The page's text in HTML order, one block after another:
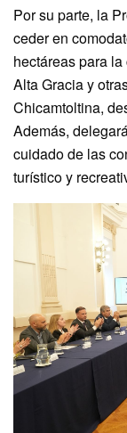
Por su parte, la
ceder en
hectáreas para
Alta Gracia y
Chicamtoltina,
Además,
cuidado de las
turístico y